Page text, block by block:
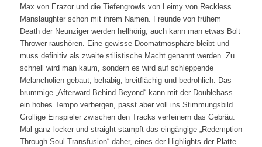
Max von Erazor und die Tiefengrowls von Leimy von Reckless
Manslaughter schon mit ihrem Namen. Freunde von frühem
Death der Neunziger werden hellhörig, auch kann man etwas Bolt
Thrower raushören. Eine gewisse Doomatmosphäre bleibt und
muss definitiv als zweite stilistische Macht genannt werden. Zu
schnell wird man kaum, sondern es wird auf schleppende
Melancholien gebaut, behäbig, breitflächig und bedrohlich. Das
brummige „Afterward Behind Beyond“ kann mit der Doublebass
ein hohes Tempo verbergen, passt aber voll ins Stimmungsbild.
Grollige Einspieler zwischen den Tracks verfeinern das Gebräu.
Mal ganz locker und straight stampft das eingängige „Redemption
Through Soul Transfusion“ daher, eines der Highlights der Platte.